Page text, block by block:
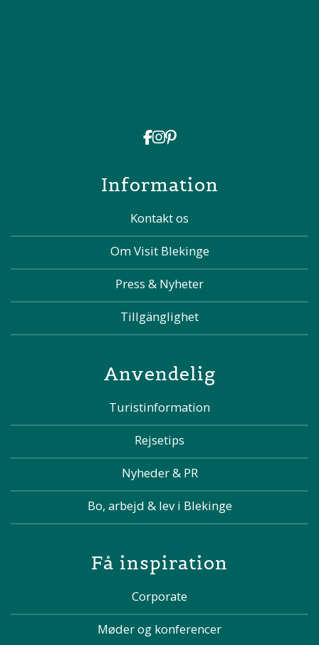
Information
Kontakt os
Om Visit Blekinge
Press & Nyheter
Tillgänglighet
Anvendelig
Turistinformation
Rejsetips
Nyheder & PR
Bo, arbejd & lev i Blekinge
Få inspiration
Corporate
Møder og konferencer